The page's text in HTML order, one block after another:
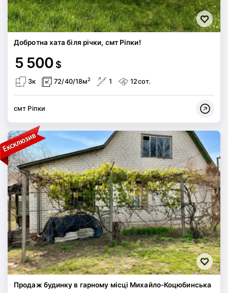
Добротна хата біля річки, смт Ріпки!
5 500 $
3к 72/40/18м2 1 12сот.
смт Ріпки
Продаж будинку в гарному місці Михайло-Коцюбинська